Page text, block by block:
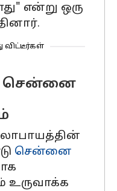
என்று ஒரு
விட்டீர்கள்
சென்னை
சென்னை
உருவாக்க